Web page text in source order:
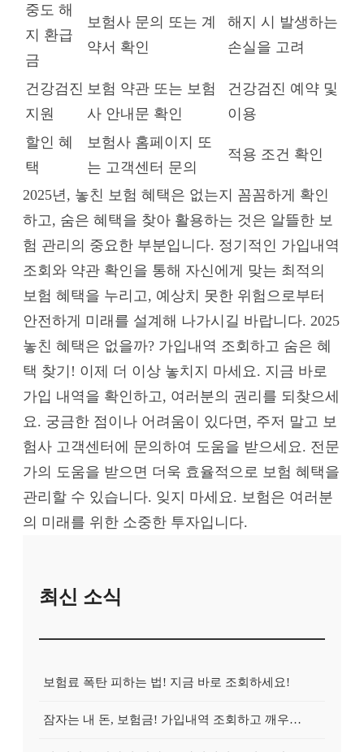
중도 해
지 환급
금
보험사 문의 또는 계
약서 확인
해지 시 발생하는
손실을 고려
건강검진
지원
보험 약관 또는 보험
사 안내문 확인
건강검진 예약 및
이용
할인 혜
택
보험사 홈페이지 또
는 고객센터 문의
적용 조건 확인
2025년, 놓친 보험 혜택은 없는지 꼼꼼하게 확인
하고, 숨은 혜택을 찾아 활용하는 것은 알뜰한 보
험 관리의 중요한 부분입니다. 정기적인 가입내역
조회와 약관 확인을 통해 자신에게 맞는 최적의
보험 혜택을 누리고, 예상치 못한 위험으로부터
안전하게 미래를 설계해 나가시길 바랍니다. 2025
놓친 혜택은 없을까? 가입내역 조회하고 숨은 혜
택 찾기! 이제 더 이상 놓치지 마세요. 지금 바로
가입 내역을 확인하고, 여러분의 권리를 되찾으세
요. 궁금한 점이나 어려움이 있다면, 주저 말고 보
험사 고객센터에 문의하여 도움을 받으세요. 전문
가의 도움을 받으면 더욱 효율적으로 보험 혜택을
관리할 수 있습니다. 잊지 마세요. 보험은 여러분
의 미래를 위한 소중한 투자입니다.
최신 소식
보험료 폭탄 피하는 법! 지금 바로 조회하세요!
잠자는 내 돈, 보험금! 가입내역 조회하고 깨우는 방법